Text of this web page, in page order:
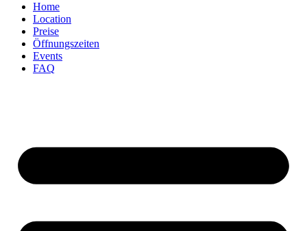
Home
Location
Preise
Öffnungszeiten
Events
FAQ